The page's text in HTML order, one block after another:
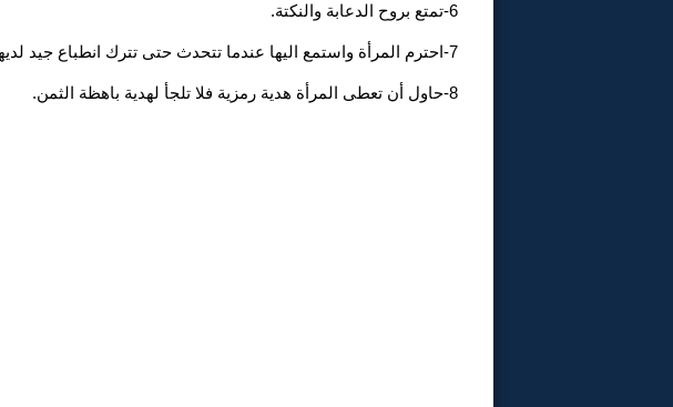
6-تمتع بروح الدعابة والنكتة.
7-احترم المرأة واستمع اليها عندما تتحدث حتى تترك انطباع جيد لديها.
8-حاول أن تعطى المرأة هدية رمزية فلا تلجأ لهدية باهظة الثمن.